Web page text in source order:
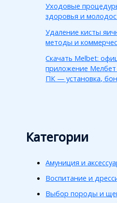
Уходовые
здоровья и
Удаление кисты
методы и
Скачать Melbet:
приложение Мелбет
ПК — установка,
Категории
Амуниция и
Воспитание и
Выбор породы и